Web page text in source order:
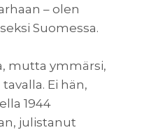
– olen
Suomessa.
mutta ymmärsi,
Ei hän,
1944
julistanut